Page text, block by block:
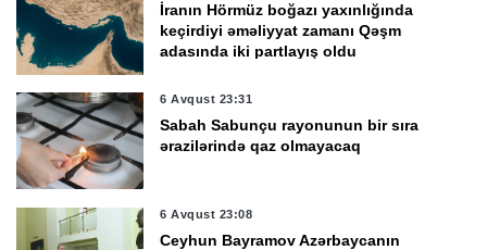
İranın Hörmüz boğazı yaxınlığında
keçirdiyi əməliyyat zamanı Qəşm
adasında iki partlayış oldu
6 Avqust 23:31
Sabah Sabunçu rayonunun bir sıra
ərazilərində qaz olmayacaq
6 Avqust 23:08
Ceyhun Bayramov Azərbaycanın